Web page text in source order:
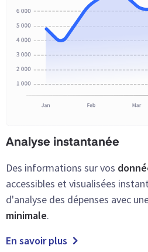
Analyse instantanée
Des informations sur vos
accessibles et visualisées
d'analyse des dépenses avec
minimale.
En savoir plus